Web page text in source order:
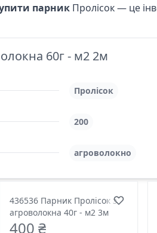
парник Пролісок — це
60г - м2 2м
Пролісок
200
агроволокно
436536 Парник Пролісок з
агроволокна 40г - м2 3м
400 ₴